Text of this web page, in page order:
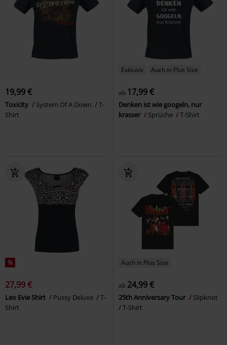
19,99 €
Toxicity System Of A Down
T-
Shirt
Exklusiv Auch in Plus Size
ab 17,99 €
Denken ist wie googeln, nur
krasser
Sprüche T-Shirt
%
27,99 €
Leo Evie Shirt Pussy Deluxe
T-
Shirt
Auch in Plus Size
ab 24,99 €
25th Anniversary Tour
Slipknot
T-Shirt